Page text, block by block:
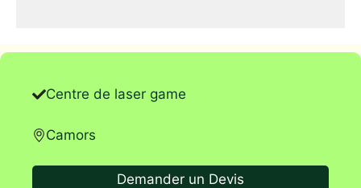
Centre de laser game
Camors
Demander un Devis